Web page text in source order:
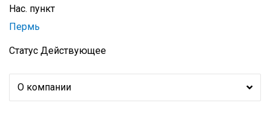
Нас. пункт
Пермь
Статус Действующее
О компании